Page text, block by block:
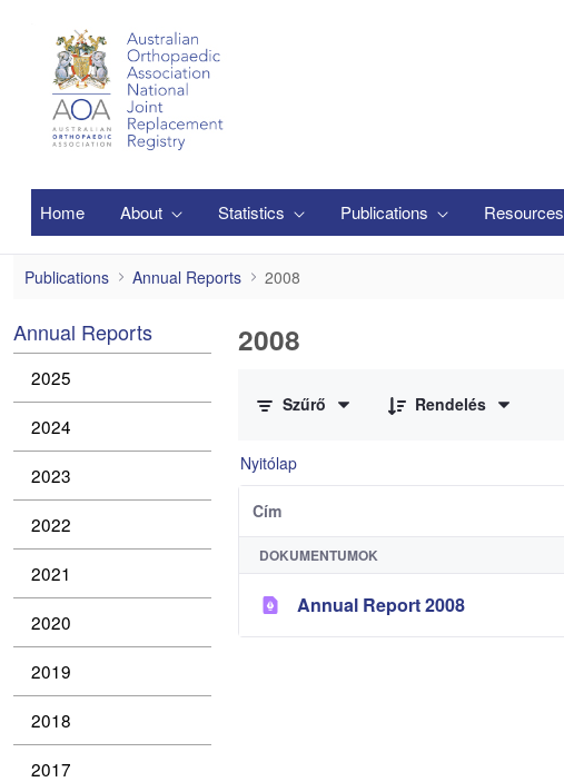
Home About Statistics Publications Resources
2008
Publications Annual Reports 2008
Annual Reports
2025
2024
2023
2022
2021
2020
2019
2018
2017
2008
Szűrő
Rendelés
Nyitólap
Cím
DOKUMENTUMOK
Annual Report 2008